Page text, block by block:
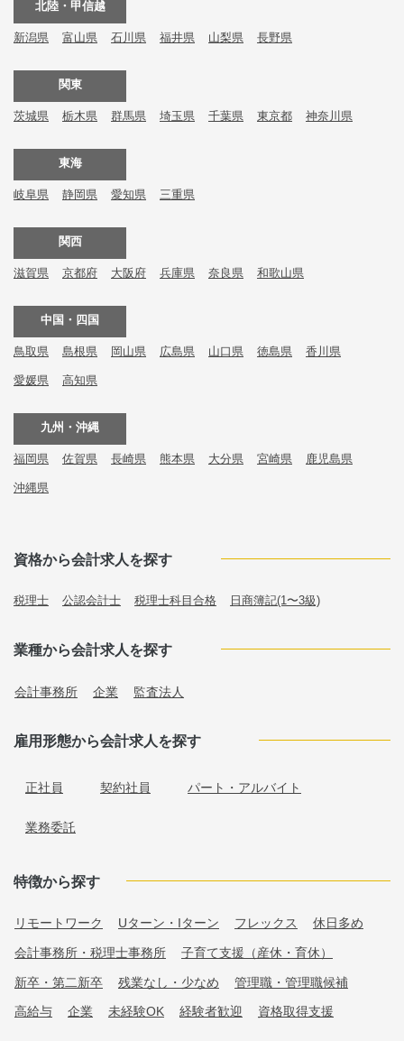
北陸・甲信越
新潟県 富山県 石川県 福井県 山梨県 長野県
関東
茨城県 栃木県 群馬県 埼玉県 千葉県 東京都 神奈川県
東海
岐阜県 静岡県 愛知県 三重県
関西
滋賀県 京都府 大阪府 兵庫県 奈良県 和歌山県
中国・四国
鳥取県 島根県 岡山県 広島県 山口県 徳島県 香川県
愛媛県 高知県
九州・沖縄
福岡県 佐賀県 長崎県 熊本県 大分県 宮崎県 鹿児島県
沖縄県
資格から会計求人を探す
税理士 公認会計士 税理士科目合格 日商簿記(1〜3級)
業種から会計求人を探す
会計事務所 企業 監査法人
雇用形態から会計求人を探す
正社員 契約社員 パート・アルバイト
業務委託
特徴から探す
リモートワーク Uターン・Iターン フレックス 休日多め
会計事務所・税理士事務所 子育て支援（産休・育休）
新卒・第二新卒 残業なし・少なめ 管理職・管理職候補
高給与 企業 未経験OK 経験者歓迎 資格取得支援